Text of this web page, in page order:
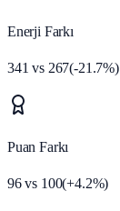
Enerji Farkı
341 vs 267(-21.7%)
Puan Farkı
96vs 100(+4.2%)